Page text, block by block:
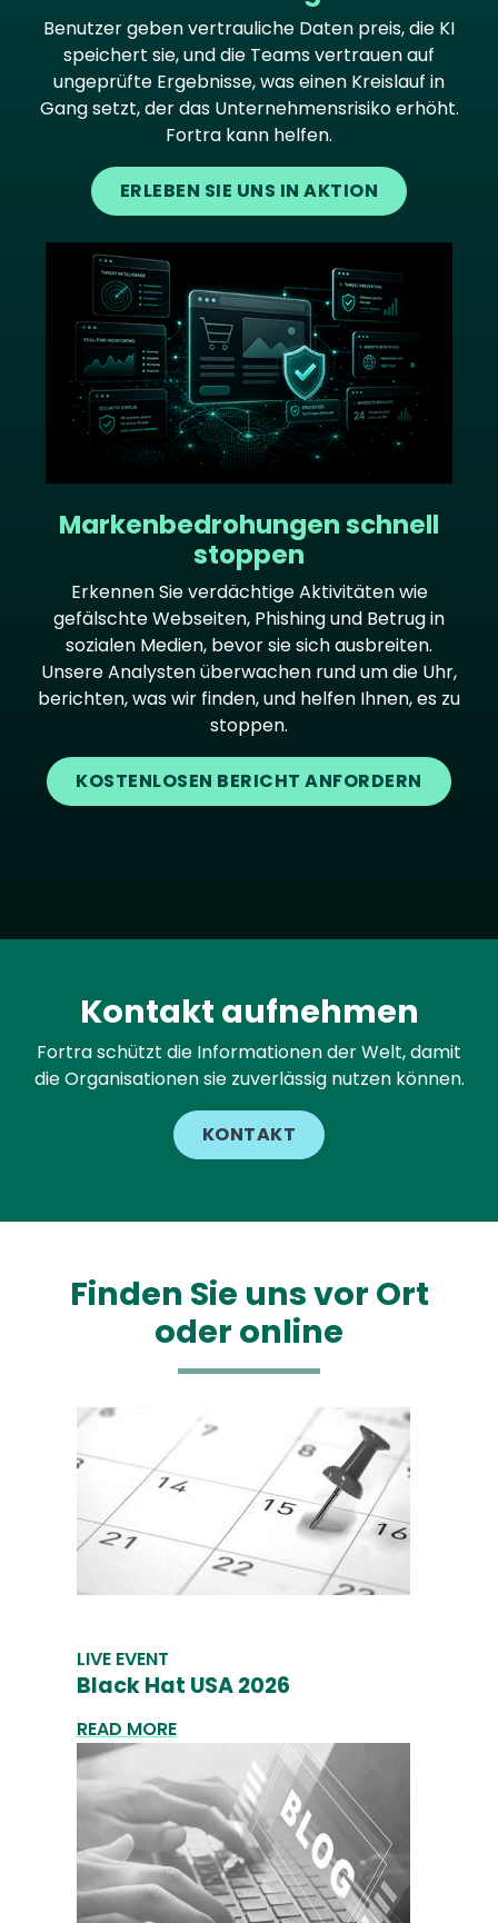
Benutzer geben vertrauliche Daten preis, die KI
speichert sie, und die Teams vertrauen auf
ungeprüfte Ergebnisse, was einen Kreislauf in
Gang setzt, der das Unternehmensrisiko erhöht.
Fortra kann helfen.
ERLEBEN SIE UNS IN AKTION
Markenbedrohungen schnell
stoppen
Erkennen Sie verdächtige Aktivitäten wie
gefälschte Webseiten, Phishing und Betrug in
sozialen Medien, bevor sie sich ausbreiten.
Unsere Analysten überwachen rund um die Uhr,
berichten, was wir finden, und helfen Ihnen, es zu
stoppen.
KOSTENLOSEN BERICHT ANFORDERN
Kontakt aufnehmen
Fortra schützt die Informationen der Welt, damit
die Organisationen sie zuverlässig nutzen können.
KONTAKT
Finden Sie uns vor Ort
oder online
LIVE EVENT
Black Hat USA 2026
READ MORE